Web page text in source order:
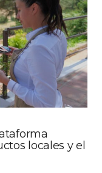
locales y el